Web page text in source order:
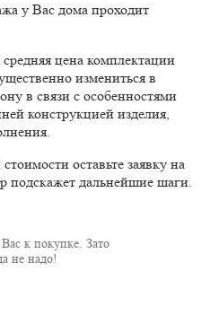
у Вас дома проходит
цена комплектации
измениться в
в связи с особенностями
конструкцией изделия,
оставьте заявку на
подскажет дальнейшие шаги.
к покупке. Зато
не надо!